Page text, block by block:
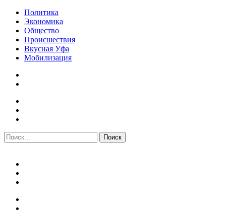
Политика
Экономика
Общество
Происшествия
Вкусная Уфа
Мобилизация